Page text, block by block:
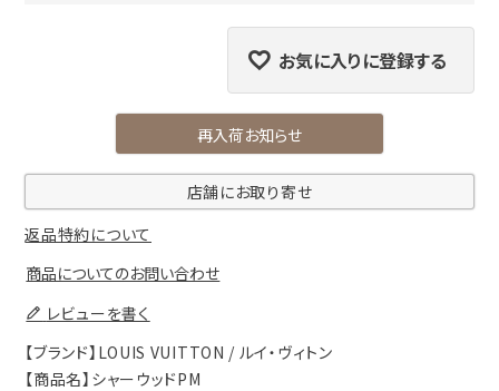
お気に入りに登録する
再入荷お知らせ
店舗にお取り寄せ
返品特約について
商品についてのお問い合わせ
レビューを書く
【ブランド】LOUIS VUITTON / ルイ・ヴィトン
【商品名】シャーウッドPM